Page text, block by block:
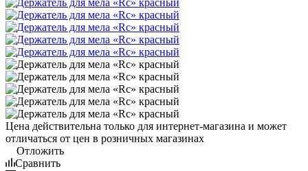
Цена действительна только для интернет-магазина и может
отличаться от цен в розничных магазинах
Отложить
Сравнить